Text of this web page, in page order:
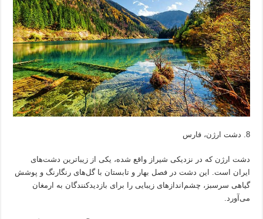
دشت ارژن، فارس
دشت ارژن که در نزدیکی شیراز واقع شده، یکی از زیباترین دشت‌های
ایران است. این دشت در فصل بهار و تابستان با گل‌های رنگارنگ و پوشش
گیاهی سرسبز، چشم‌اندازهای زیبایی را برای بازدیدکنندگان به ارمغان
می‌آورد.